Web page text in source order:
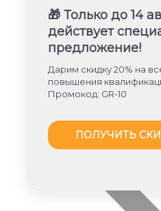
Советник
Социально-
Социальный
Техническая
Туризм и
Тьюторское
Физика
Химия
Дошкольное
🎁 Только до 14
действует
предложение!
Дарим скидку 20% на
повышения
Промокод: GR-10
ПОЛУЧИТЬ